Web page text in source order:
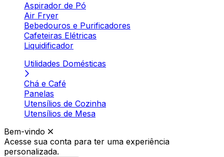
Aspirador de Pó
Air Fryer
Bebedouros e Purificadores
Cafeteiras Elétricas
Liquidificador
Utilidades Domésticas
Chá e Café
Panelas
Utensílios de Cozinha
Utensílios de Mesa
Bem-vindo
Acesse sua conta para ter uma experiência
personalizada.